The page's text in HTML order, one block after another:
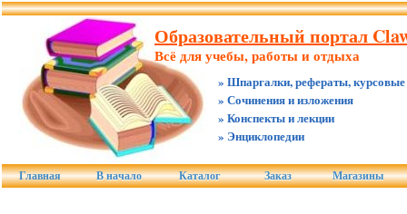
Образовательный портал
Всё для учебы, работы и отдыха
» Шпаргалки, рефераты, курсовые
» Сочинения и изложения
» Конспекты и лекции
» Энциклопедии
Главная В начало Каталог Заказ Магазины